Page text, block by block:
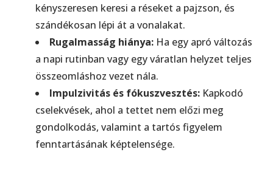
kényszeresen keresi a réseket a pajzson, és
szándékosan lépi át a vonalakat.
Rugalmasság hiánya: Ha egy apró változás
a napi rutinban vagy egy váratlan helyzet teljes
összeomláshoz vezet nála.
Impulzivitás és fókuszvesztés: Kapkodó
cselekvések, ahol a tettet nem előzi meg
gondolkodás, valamint a tartós figyelem
fenntartásának képtelensége.